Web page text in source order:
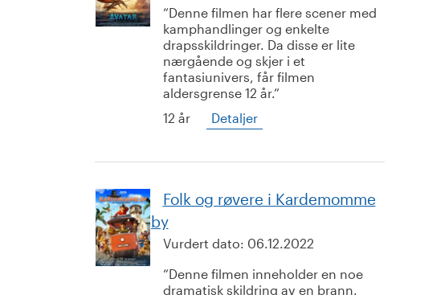
Denne filmen har flere scener med
kamphandlinger og enkelte
drapsskildringer. Da disse er lite
nærgående og skjer i et
fantasiunivers, får filmen
aldersgrense 12 år.
12 år
Detaljer
Folk og røvere i Kardemomme
by
Vurdert dato: 06.12.2022
Denne filmen inneholder en noe
dramatisk skildring av en brann.